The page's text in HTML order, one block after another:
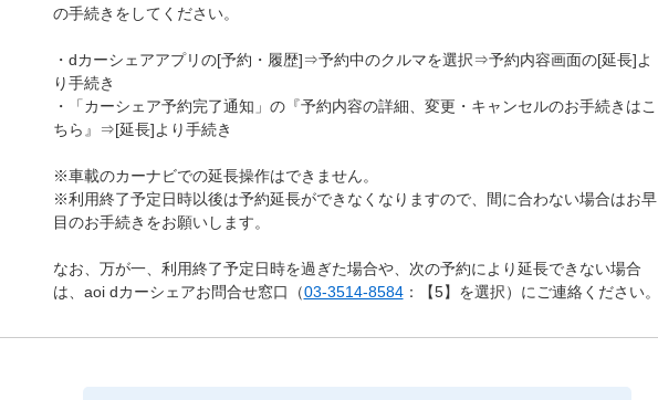
の手続きをしてください。
・dカーシェアアプリの[予約・履歴]⇒予約中のクルマを選択⇒予約内容画面の[延長]よ
り手続き
・「カーシェア予約完了通知」の『予約内容の詳細、変更・キャンセルのお手続きはこ
ちら』⇒[延長]より手続き
※車載のカーナビでの延長操作はできません。
※利用終了予定日時以後は予約延長ができなくなりますので、間に合わない場合はお早
目のお手続きをお願いします。
なお、万が一、利用終了予定日時を過ぎた場合や、次の予約により延長できない場合
は、aoi dカーシェアお問合せ窓口（03-3514-8584：【5】を選択）にご連絡ください。